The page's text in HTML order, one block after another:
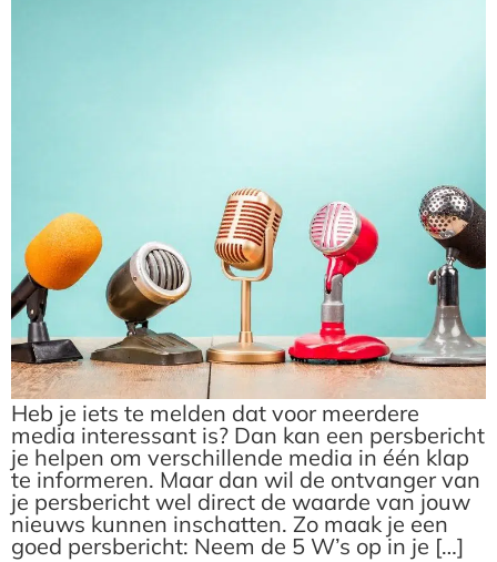
Heb je iets te melden dat voor meerdere
media interessant is? Dan kan een persbericht
je helpen om verschillende media in één klap
te informeren. Maar dan wil de ontvanger van
je persbericht wel direct de waarde van jouw
nieuws kunnen inschatten. Zo maak je een
goed persbericht: Neem de 5 W’s op in je […]